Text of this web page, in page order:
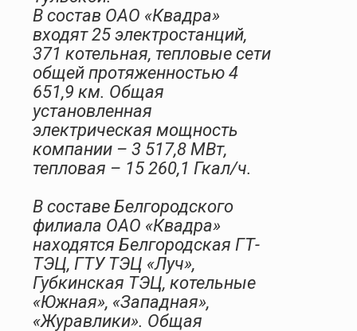
В состав ОАО «Квадра»
входят 25 электростанций,
371 котельная, тепловые сети
общей протяженностью 4
651,9 км. Общая
установленная
электрическая мощность
компании – 3 517,8 МВт,
тепловая – 15 260,1 Гкал/ч.
В составе Белгородского
филиала ОАО «Квадра»
находятся Белгородская ГТ-
ТЭЦ, ГТУ ТЭЦ «Луч»,
Губкинская ТЭЦ, котельные
«Южная», «Западная»,
«Журавлики». Общая